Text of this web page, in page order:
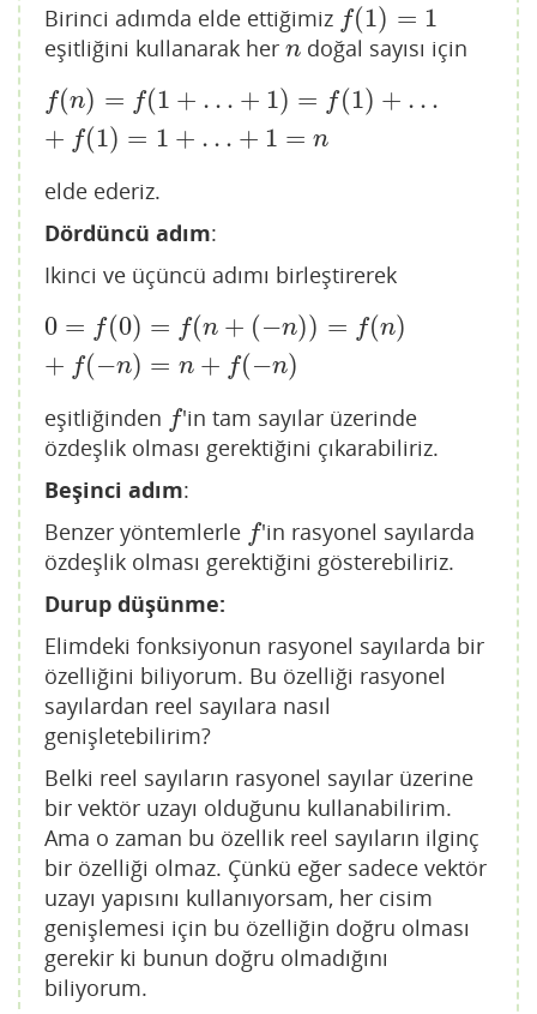
Birinci adımda elde ettiğimiz f(1) = 1
f(1)=1
eşitliğini kullanarak her n
ndoğal sayısı için
f(n) = f(1 + … + 1) = f(1) + …
+ f(1) = 1 + … + 1 = n
(n) =f(1+ …+1) = f(1 +… +f( 1)=1+ …+ 1 = n
elde ederiz.
Dördüncü adım:
Ikinci ve üçüncü adımı birleştirerek
0 = f(0) = f(n + (−n)) = f(n)
+ f(−n) = n + f(−n)
0=f( 0)= (n+(−n) = f(n)+ f( −n =n+f(−
eşitliğinden f
f 'in tam sayılar üzerinde
özdeşlik olması gerektiğini çıkarabiliriz.
Beşinci adım:
Benzer yöntemlerle f
f 'in rasyonel sayılarda
özdeşlik olması gerektiğini gösterebiliriz.
Durup düşünme:
Elimdeki fonksiyonun rasyonel sayılarda bir
özelliğini biliyorum. Bu özelliği rasyonel
sayılardan reel sayılara nasıl
genişletebilirim?
Belki reel sayıların rasyonel sayılar üzerine
bir vektör uzayı olduğunu kullanabilirim.
Ama o zaman bu özellik reel sayıların ilginç
bir özelliği olmaz. Çünkü eğer sadece vektör
uzayı yapısını kullanıyorsam, her cisim
genişlemesi için bu özelliğin doğru olması
gerekir ki bunun doğru olmadığını
biliyorum.